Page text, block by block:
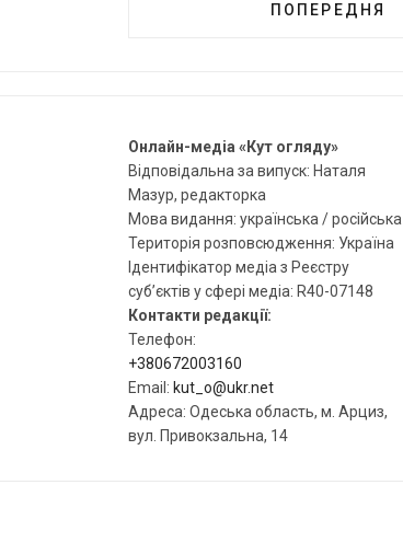
ПОПЕРЕДНЯ
Онлайн-медіа «Кут огляду»
Відповідальна за випуск: Наталя
Мазур, редакторка
Мова видання: українська / російська
Територія розповсюдження: Україна
Ідентифікатор медіа з Реєстру
суб’єктів у сфері медіа: R40-07148
Контакти редакції:
Телефон:
+380672003160
Email: kut_o@ukr.net
Адреса: Одеська область, м. Арциз,
вул. Привокзальна, 14